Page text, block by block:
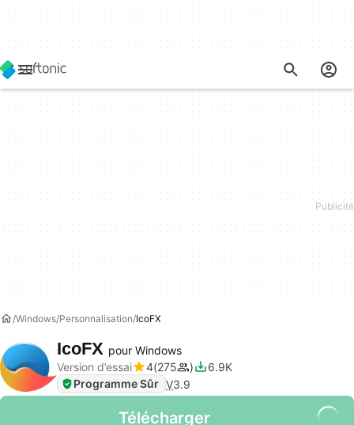
Windows Personnalisation IcoFX
IcoFX pour Windows
Version d’essai
4 275
6.9K
Programme Sûr V3.9
Télécharger